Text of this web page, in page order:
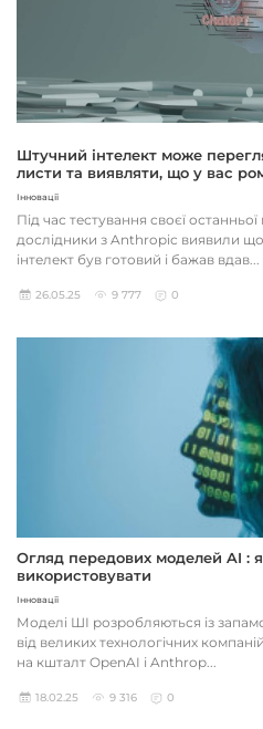
Штучний інтелект може
листи та виявляти, що у вас
Інновації
Під час тестування своєї
дослідники з Anthropic виявили
інтелект був готовий і бажав вдав...
26.05.25 9 777 0
Огляд передових моделей AI :
використовувати
Інновації
Моделі ШІ розробляються із
від великих технологічних
на кшталт OpenAI і Anthrop...
18.02.25 9 316 0